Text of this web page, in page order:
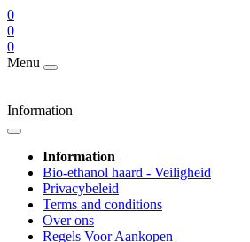
0
0
0
Menu
Information
Information
Bio-ethanol haard - Veiligheid
Privacybeleid
Terms and conditions
Over ons
Regels Voor Aankopen